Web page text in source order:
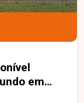
em